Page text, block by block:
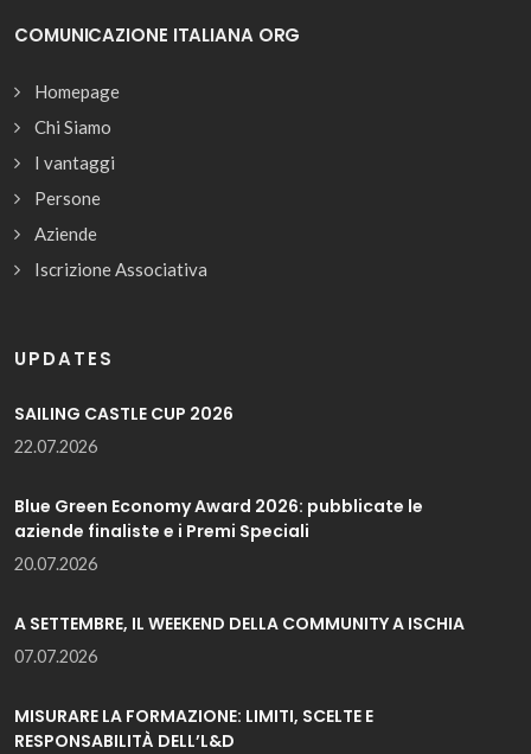
COMUNICAZIONE ITALIANA ORG
Homepage
Chi Siamo
I vantaggi
Persone
Aziende
Iscrizione Associativa
UPDATES
SAILING CASTLE CUP 2026
22.07.2026
Blue Green Economy Award 2026: pubblicate le
aziende finaliste e i Premi Speciali
20.07.2026
A SETTEMBRE, IL WEEKEND DELLA COMMUNITY A ISCHIA
07.07.2026
MISURARE LA FORMAZIONE: LIMITI, SCELTE E
RESPONSABILITÀ DELL’L&D